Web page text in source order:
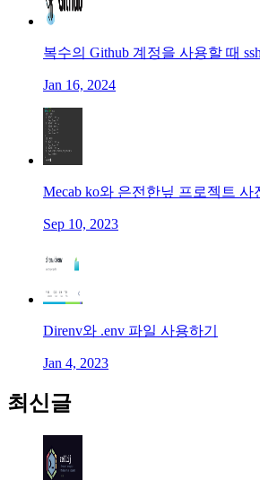
복수의 Github 계정을 사용할 때
Jan 16, 2024
Mecab ko와 은전한닢 프로젝트 사
Sep 10, 2023
Direnv와 .env 파일 사용하기
Jan 4, 2023
최신글